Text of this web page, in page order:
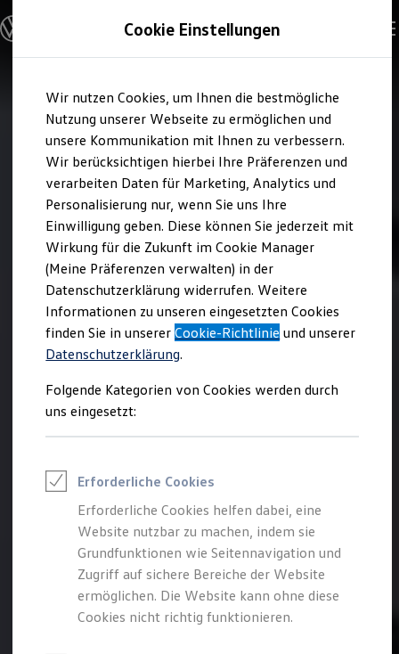
Hauptinhalt
springen
Footer
springen
Modelle & Konfigurator
Nutzfahrzeugkategorien entdecken
Modelle konfigurieren
Vorgängermodelle und Oldtimer
Vorgängermodelle
Oldtimer
Bulli Historie
Branchenlösungen & Gewerbekunden
Umbaulösungen und Hersteller finden
Auf- und Umbauten entdecken & konfigurieren
Groß- und Sonderkunden
Großkunden
Kommunen & Behörden
Journalisten
Sportvereine
Branchenlösungen
Bau & Handwerk
Gewerbliche Personenbeförderung
Service & mobile Werkstätten
Kurier, Logistik & Handel
Feuerwehr
Rettungsdienste
ONE Business ID Vorteile
Fahrzeugsuche & Marktplatz
Digitaler Marktplatz
Kauf & Finanzierung
Online-Fahrzeugbewertung
Aktionen & Angebote
E-Auto-Förderung
Für Privatkunden
Für Gewerbekunden
Profi Paket
TopDeal
Cookie Einstellungen
Wir nutzen Cookies, um Ihnen die bestmögliche
Nutzung unserer Webseite zu ermöglichen und
unsere Kommunikation mit Ihnen zu verbessern.
Wir berücksichtigen hierbei Ihre Präferenzen und
verarbeiten Daten für Marketing, Analytics und
Personalisierung nur, wenn Sie uns Ihre
Einwilligung geben. Diese können Sie jederzeit mit
Wirkung für die Zukunft im Cookie Manager
(Meine Präferenzen verwalten) in der
Datenschutzerklärung widerrufen. Weitere
Informationen zu unseren eingesetzten Cookies
finden Sie in unsererCookie-Richtlinie und unserer
Datenschutzerklärung.
Folgende Kategorien von Cookies werden durch
uns eingesetzt:
Erforderliche Cookies
Erforderliche Cookies helfen dabei, eine
Website nutzbar zu machen, indem sie
Grundfunktionen wie Seitennavigation und
Zugriff auf sichere Bereiche der Website
ermöglichen. Die Website kann ohne diese
Cookies nicht richtig funktionieren.